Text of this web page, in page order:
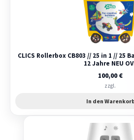
CLICS Rollerbox CB803 // 25 in 1 // 25
12 Jahre NEU
100,00€
zzgl.
In den